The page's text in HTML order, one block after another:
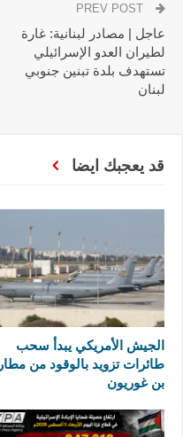
عاجل | مصادر لبنانية: غارة
لطيران العدو الإسرائيلي
تستهدف بلدة تبنين جنوبي
لبنان
قد يعجبك ايضا
الجيش الأمريكي يبدأ سحب
طائرات تزويد بالوقود من مطار
بن غوريون